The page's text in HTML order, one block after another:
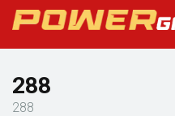
288
288